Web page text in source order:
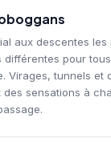
aux descentes les
différentes pour
Virages, tunnels et
sensations à